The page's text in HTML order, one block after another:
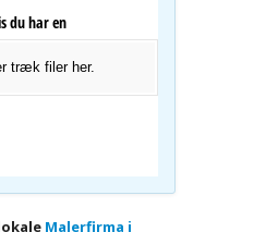
du har en
træk filer her.
Malerfirma i